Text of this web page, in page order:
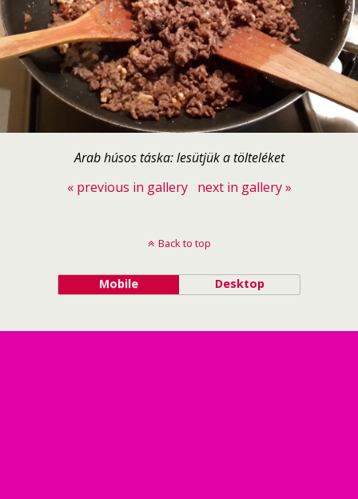
Arab húsos táska: lesütjük a tölteléket
« previous in gallery
next in gallery »
Back to top
Mobile Desktop